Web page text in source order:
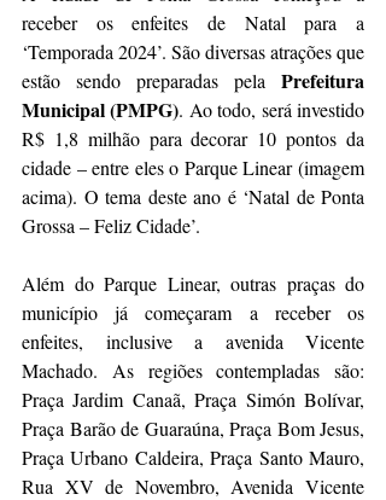
receber os enfeites de Natal para a
‘Temporada 2024’. São diversas atrações que
estão sendo preparadas pela Prefeitura
Municipal (PMPG). Ao todo, será investido
R$ 1,8 milhão para decorar 10 pontos da
cidade – entre eles o Parque Linear (imagem
acima). O tema deste ano é ‘Natal de Ponta
Grossa – Feliz Cidade’.
Além do Parque Linear, outras praças do
município já começaram a receber os
enfeites, inclusive a avenida Vicente
Machado. As regiões contempladas são:
Praça Jardim Canaã, Praça Simón Bolívar,
Praça Barão de Guaraúna, Praça Bom Jesus,
Praça Urbano Caldeira, Praça Santo Mauro,
Rua XV de Novembro, Avenida Vicente